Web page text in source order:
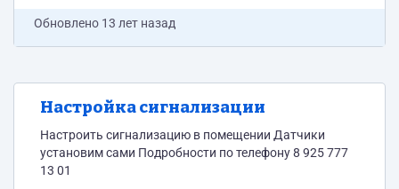
Обновлено 13 лет назад
Настройка сигнализации
Настроить сигнализацию в помещении Датчики
установим сами Подробности по телефону 8 925 777
13 01